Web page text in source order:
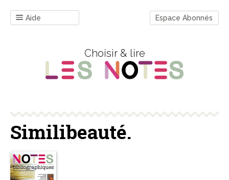
Aide Espace Abonnés
Choisir & lire
Similibeauté.